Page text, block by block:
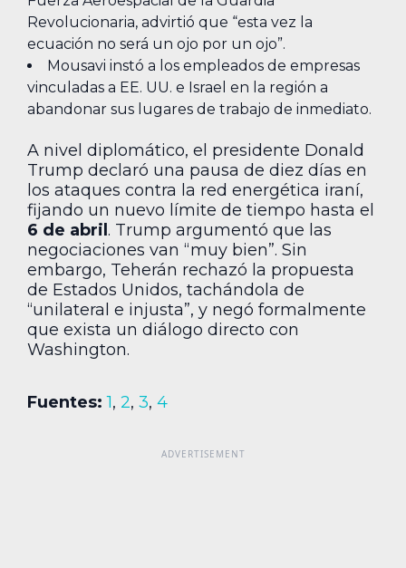
Revolucionaria, advirtió que “esta vez la
ecuación no será un ojo por un ojo”.
Mousavi instó a los empleados de empresas
vinculadas a EE. UU. e Israel en la región a
abandonar sus lugares de trabajo de inmediato.
A nivel diplomático, el presidente Donald
Trump declaró una pausa de diez días en
los ataques contra la red energética iraní,
fijando un nuevo límite de tiempo hasta el
6 de abril . Trump argumentó que las
negociaciones van “muy bien”. Sin
embargo, Teherán rechazó la propuesta
de Estados Unidos, tachándola de
“unilateral e injusta”, y negó formalmente
que exista un diálogo directo con
Washington.
Fuentes: 1, 2, 3, 4